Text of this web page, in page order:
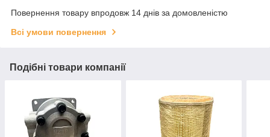
Повернення товару впродовж 14 днів за домовленістю
Всі умови повернення
Подібні товари компанії